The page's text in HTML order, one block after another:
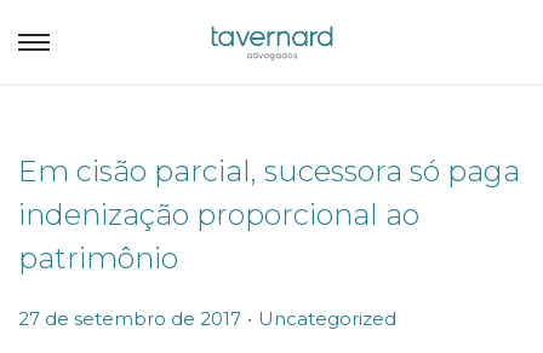
Em cisão parcial, sucessora só paga
indenização proporcional ao
patrimônio
P
27 de setembro de 2017 . P
Uncategorized